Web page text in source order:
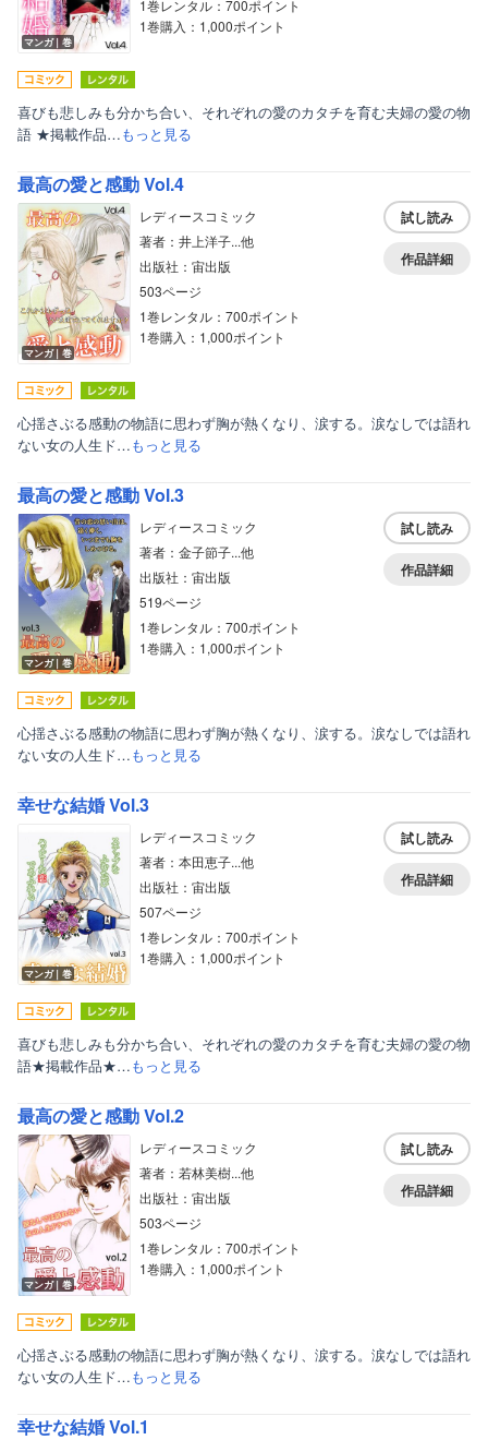
マンガ｜巻
1巻レンタル：700ポイント
1巻購入：1,000ポイント
喜びも悲しみも分かち合い、それぞれの愛のカタチを育む夫婦の愛の物
語 ★掲載作品…もっと見る
最高の愛と感動 Vol.4
マンガ｜巻
レディースコミック
著者：井上洋子...他
出版社：宙出版
503ページ
1巻レンタル：700ポイント
1巻購入：1,000ポイント
試し読み
作品詳細
心揺さぶる感動の物語に思わず胸が熱くなり、涙する。涙なしでは語れ
ない女の人生ド…もっと見る
最高の愛と感動 Vol.3
マンガ｜巻
レディースコミック
著者：金子節子...他
出版社：宙出版
519ページ
1巻レンタル：700ポイント
1巻購入：1,000ポイント
試し読み
作品詳細
心揺さぶる感動の物語に思わず胸が熱くなり、涙する。涙なしでは語れ
ない女の人生ド…もっと見る
幸せな結婚 Vol.3
マンガ｜巻
レディースコミック
著者：本田恵子...他
出版社：宙出版
507ページ
1巻レンタル：700ポイント
1巻購入：1,000ポイント
試し読み
作品詳細
喜びも悲しみも分かち合い、それぞれの愛のカタチを育む夫婦の愛の物
語★掲載作品★…もっと見る
最高の愛と感動 Vol.2
マンガ｜巻
レディースコミック
著者：若林美樹...他
出版社：宙出版
503ページ
1巻レンタル：700ポイント
1巻購入：1,000ポイント
試し読み
作品詳細
心揺さぶる感動の物語に思わず胸が熱くなり、涙する。涙なしでは語れ
ない女の人生ド…もっと見る
幸せな結婚 Vol.1